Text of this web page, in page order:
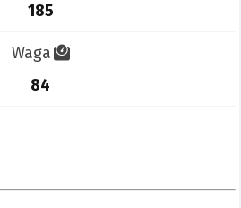
185
Waga
84